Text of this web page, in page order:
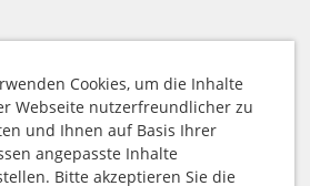
Cookies, um die Inhalte
Webseite nutzerfreundlicher zu
und Ihnen auf Basis Ihrer
angepasste Inhalte
Bitte akzeptieren Sie die